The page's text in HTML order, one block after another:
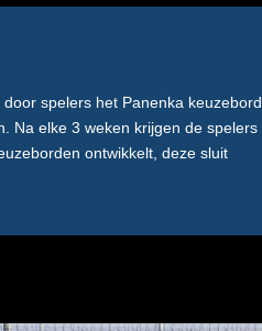
spelers het Panenka keuzebord
Na elke 3 weken krijgen de spelers
ontwikkelt, deze sluit